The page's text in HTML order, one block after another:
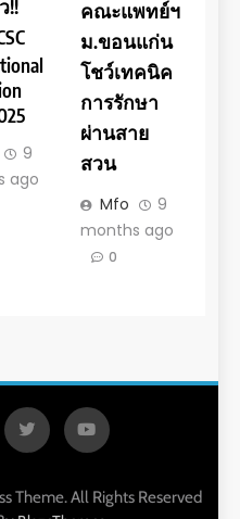
!!
9
ago
คณะแพทย์ฯ
ม.ขอนแก่น
โชว์เทคนิค
การรักษา
ผ่านสาย
สวน
Mfo
9
months ago
0
Theme. All Rights Reserved